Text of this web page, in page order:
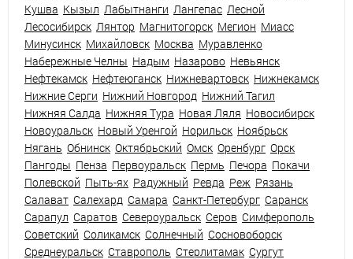
Кушва Кызыл Лабытнанги Лангепас Лесной
Лесосибирск Лянтор Магнитогорск Мегион Миасс
Минусинск Михайловск Москва Муравленко
Набережные Челны Надым Назарово Невьянск
Нефтекамск Нефтеюганск Нижневартовск Нижнекамск
Нижние Серги Нижний Новгород Нижний Тагил
Нижняя Салда Нижняя Тура Новая Ляля Новосибирск
Новоуральск Новый Уренгой Норильск Ноябрьск
Нягань Обнинск Октябрьский Омск Оренбург Орск
Пангоды Пенза Первоуральск Пермь Печора Покачи
Полевской Пыть-ях Радужный Ревда Реж Рязань
Салават Салехард Самара Санкт-Петербург Саранск
Сарапул Саратов Североуральск Серов Симферополь
Советский Соликамск Солнечный Сосновоборск
Среднеуральск Ставрополь Стерлитамак Сургут